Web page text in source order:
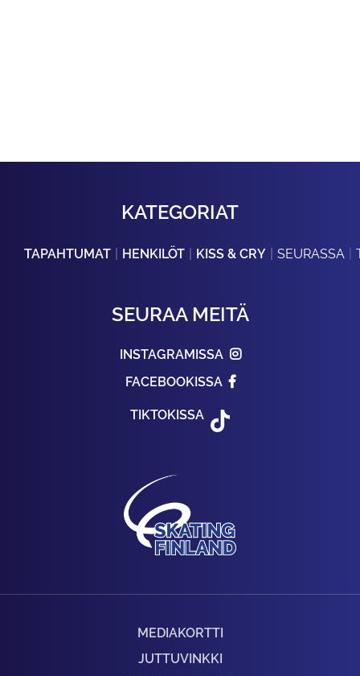
KATEGORIAT
TAPAHTUMAT HENKILÖT KISS & CRY SEURASSA
SEURAA MEITÄ
INSTAGRAMISSA
FACEBOOKISSA
TIKTOKISSA
MEDIAKORTTI
JUTTUVINKKI